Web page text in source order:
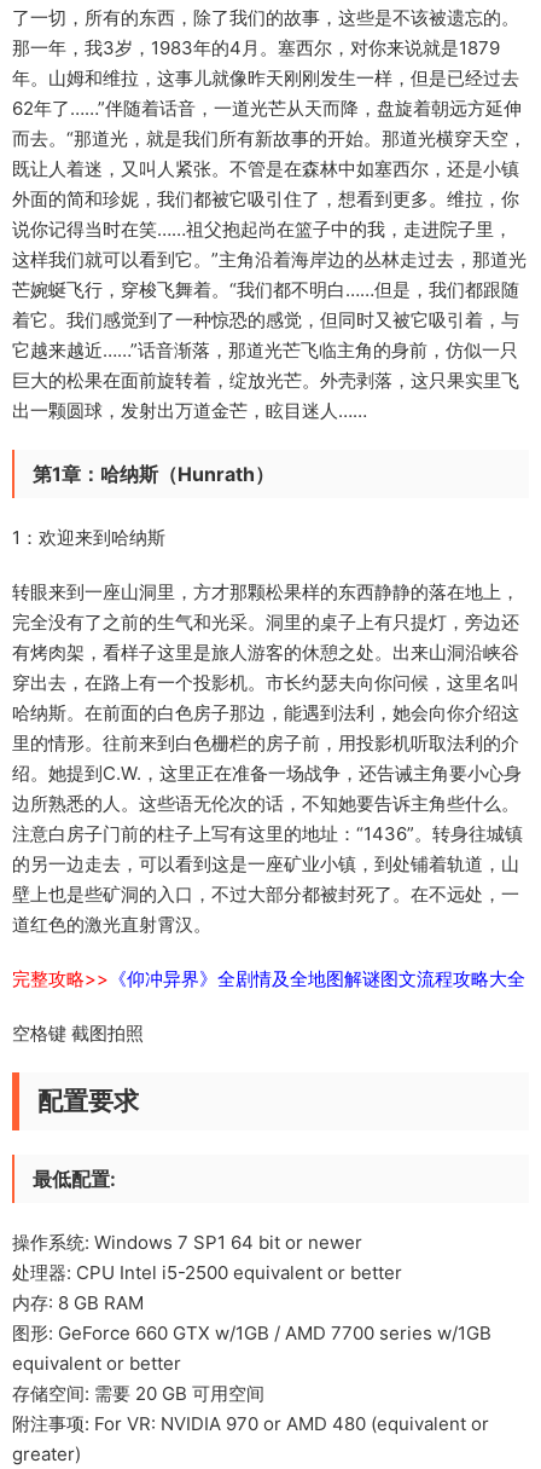
了一切，所有的东西，除了我们的故事，这些是不该被遗忘的。
那一年，我3岁，1983年的4月。塞西尔，对你来说就是1879
年。山姆和维拉，这事儿就像昨天刚刚发生一样，但是已经过去
62年了……”伴随着话音，一道光芒从天而降，盘旋着朝远方延伸
而去。“那道光，就是我们所有新故事的开始。那道光横穿天空，
既让人着迷，又叫人紧张。不管是在森林中如塞西尔，还是小镇
外面的简和珍妮，我们都被它吸引住了，想看到更多。维拉，你
说你记得当时在笑……祖父抱起尚在篮子中的我，走进院子里，
这样我们就可以看到它。”主角沿着海岸边的丛林走过去，那道光
芒婉蜒飞行，穿梭飞舞着。“我们都不明白……但是，我们都跟随
着它。我们感觉到了一种惊恐的感觉，但同时又被它吸引着，与
它越来越近……”话音渐落，那道光芒飞临主角的身前，仿似一只
巨大的松果在面前旋转着，绽放光芒。外壳剥落，这只果实里飞
出一颗圆球，发射出万道金芒，眩目迷人……
第1章：哈纳斯（Hunrath）
1：欢迎来到哈纳斯
转眼来到一座山洞里，方才那颗松果样的东西静静的落在地上，
完全没有了之前的生气和光采。洞里的桌子上有只提灯，旁边还
有烤肉架，看样子这里是旅人游客的休憩之处。出来山洞沿峡谷
穿出去，在路上有一个投影机。市长约瑟夫向你问候，这里名叫
哈纳斯。在前面的白色房子那边，能遇到法利，她会向你介绍这
里的情形。往前来到白色栅栏的房子前，用投影机听取法利的介
绍。她提到C.W.，这里正在准备一场战争，还告诫主角要小心身
边所熟悉的人。这些语无伦次的话，不知她要告诉主角些什么。
注意白房子门前的柱子上写有这里的地址：“1436”。转身往城镇
的另一边走去，可以看到这是一座矿业小镇，到处铺着轨道，山
壁上也是些矿洞的入口，不过大部分都被封死了。在不远处，一
道红色的激光直射霄汉。
完整攻略>> 《仰冲异界》全剧情及全地图解谜图文流程攻略大全
空格键 截图拍照
配置要求
最低配置:
操作系统: Windows 7 SP1 64 bit or newer
处理器: CPU Intel i5-2500 equivalent or better
内存: 8 GB RAM
图形: GeForce 660 GTX w/1GB / AMD 7700 series w/1GB
equivalent or better
存储空间: 需要 20 GB 可用空间
附注事项: For VR: NVIDIA 970 or AMD 480 (equivalent or
greater)